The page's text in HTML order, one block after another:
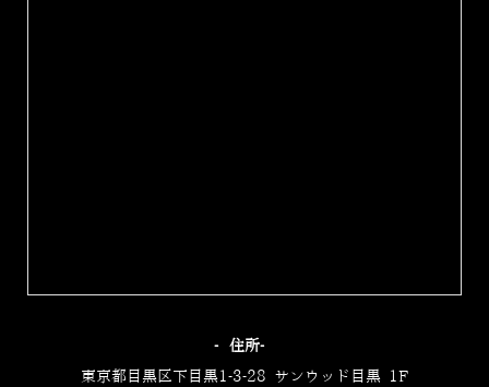
‐住所‐
東京都目黒区下目黒1-3-28 サンウッド目黒 1F